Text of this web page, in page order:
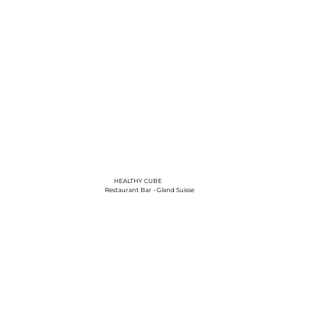
HEALTHY CUBE
Restaurant Bar - Gland Suisse